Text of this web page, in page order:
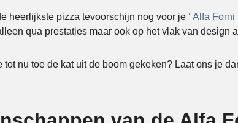
heerlijkste pizza tevoorschijn nog voor je ‘ Alfa Forni
qua prestaties maar ook op het vlak van design
nu toe de kat uit de boom gekeken? Laat ons je